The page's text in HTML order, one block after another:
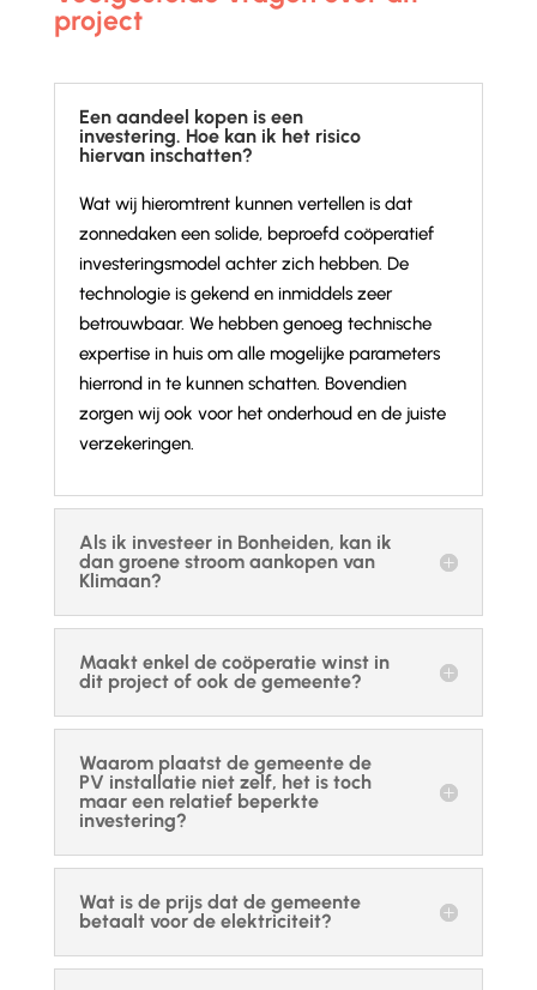
project
Een aandeel kopen is een
investering. Hoe kan ik het risico
hiervan inschatten?
Wat wij hieromtrent kunnen vertellen is dat
zonnedaken een solide, beproefd coöperatief
investeringsmodel achter zich hebben. De
technologie is gekend en inmiddels zeer
betrouwbaar. We hebben genoeg technische
expertise in huis om alle mogelijke parameters
hierrond in te kunnen schatten. Bovendien
zorgen wij ook voor het onderhoud en de juiste
verzekeringen.
Als ik investeer in Bonheiden, kan ik
dan groene stroom aankopen van
Klimaan?
Maakt enkel de coöperatie winst in
dit project of ook de gemeente?
Waarom plaatst de gemeente de
PV installatie niet zelf, het is toch
maar een relatief beperkte
investering?
Wat is de prijs dat de gemeente
betaalt voor de elektriciteit?